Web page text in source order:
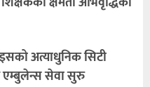
अत्याधुनिक सिटी
एम्बुलेन्स सेवा सुरु